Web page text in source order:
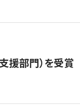
援部門）を受賞